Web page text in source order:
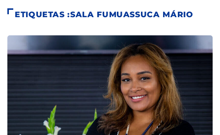
ETIQUETAS :SALA FUMUASSUCA MÁRIO